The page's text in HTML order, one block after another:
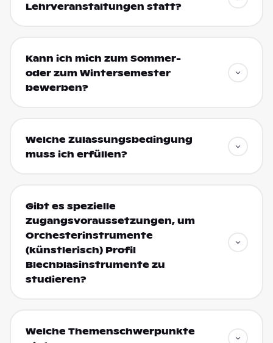
Lehrveranstaltungen statt?
Kann ich mich zum Sommer-
oder zum Wintersemester
bewerben?
Welche Zulassungsbedingung
muss ich erfüllen?
Gibt es spezielle
Zugangsvoraussetzungen, um
Orchesterinstrumente
(künstlerisch) Profil
Blechblasinstrumente zu
studieren?
Welche Themenschwerpunkte